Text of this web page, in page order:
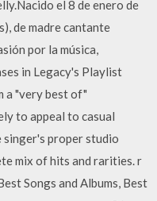
el 8 de enero de
de madre cantante
por la música,
in Legacy's Playlist
a "very best of"
to appeal to casual
singer's proper studio
mix of hits and rarities. r
Songs and Albums, Best